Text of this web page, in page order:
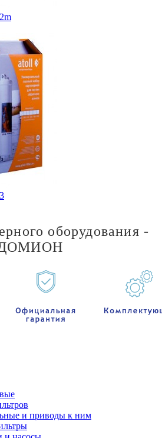
оборудования -
и приводы к ним